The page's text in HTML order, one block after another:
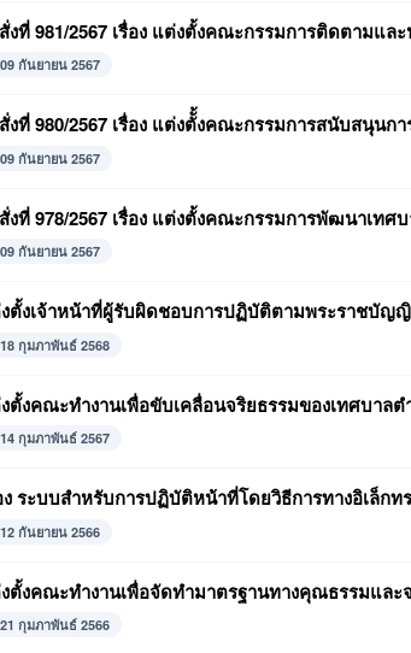
งที่ 981/2567 เรื่อง แต่งตั้งคณะกรรมการติดตามแ
09 กันยายน 2567
งที่ 980/2567 เรื่อง แต่งตัั้งคณะกรรมการสนับสนุน
09 กันยายน 2567
งที่ 978/2567 เรื่อง แต่งตั้งคณะกรรมการพัฒนาเทศ
09 กันยายน 2567
ตั้งเจ้าหน้าที่ผู้รับผิดชอบการปฏิบัติตามพระราชบัญ
18 กุมภาพันธ์ 2568
ตั้งคณะทำงานเพื่อขับเคลื่อนจริยธรรมของเทศบาล
14 กุมภาพันธ์ 2567
ง ระบบสำหรับการปฏิบัติหน้าที่โดยวิธีการทางอิเล็กท
12 กันยายน 2566
ตั้งคณะทำงานเพื่อจัดทำมาตรฐานทางคุณธรรมและ
21 กุมภาพันธ์ 2566